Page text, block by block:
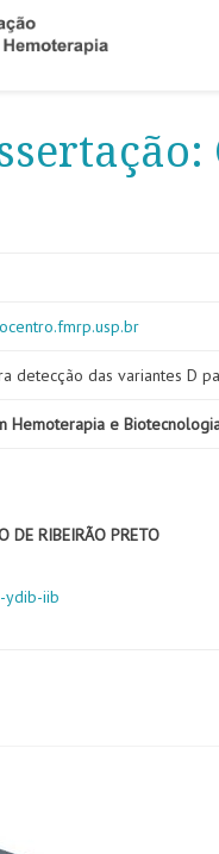
detecção das variantes D
Hemoterapia e
DE RIBEIRÃO PRETO
ydib-iib